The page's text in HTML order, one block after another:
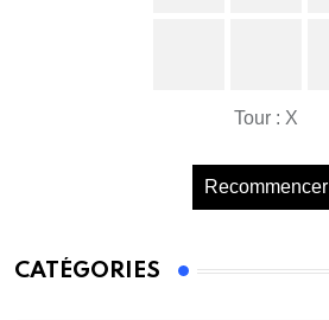
Tour : X
Recommencer
CATÉGORIES